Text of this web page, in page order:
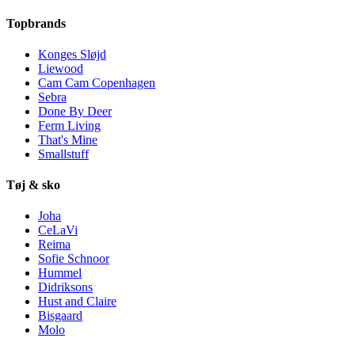
Topbrands
Konges Sløjd
Liewood
Cam Cam Copenhagen
Sebra
Done By Deer
Ferm Living
That's Mine
Smallstuff
Tøj & sko
Joha
CeLaVi
Reima
Sofie Schnoor
Hummel
Didriksons
Hust and Claire
Bisgaard
Molo